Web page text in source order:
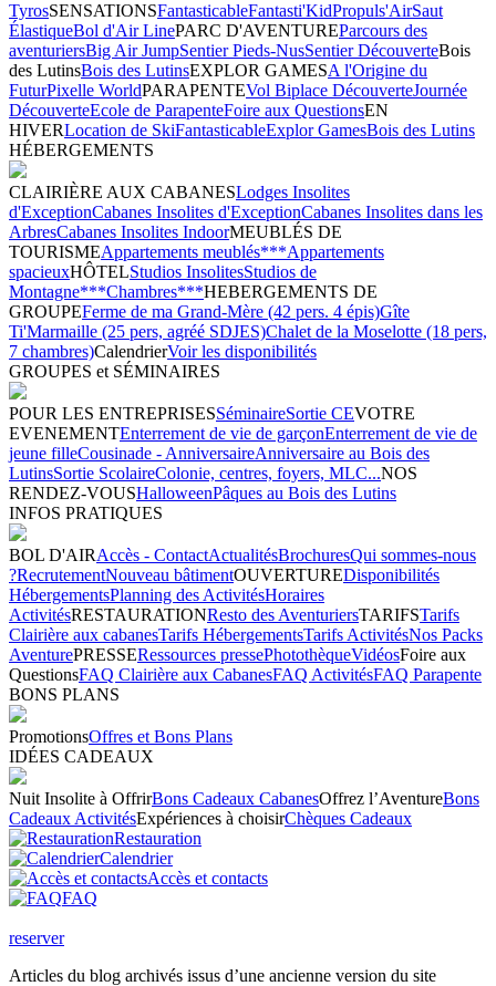
TyrosSENSATIONSFantasticableFantasti'KidPropuls'AirSaut
ÉlastiqueBol d'Air LinePARC D'AVENTUREParcours des
aventuriersBig Air JumpSentier Pieds-NusSentier DécouverteBois
des LutinsBois des LutinsEXPLOR GAMESA l'Origine du
FuturPixelle WorldPARAPENTEVol Biplace DécouverteJournée
DécouverteEcole de ParapenteFoire aux QuestionsEN
HIVERLocation de SkiFantasticableExplor GamesBois des Lutins
HÉBERGEMENTS
CLAIRIÈRE AUX CABANESLodges Insolites
d'ExceptionCabanes Insolites d'ExceptionCabanes Insolites dans les
ArbresCabanes Insolites IndoorMEUBLÉS DE
TOURISMEAppartements meublés***Appartements
spacieuxHÔTELStudios InsolitesStudios de
Montagne***Chambres***HEBERGEMENTS DE
GROUPEFerme de ma Grand-Mère (42 pers. 4 épis)Gîte
Ti'Marmaille (25 pers, agréé SDJES)Chalet de la Moselotte (18 pers,
7 chambres)CalendrierVoir les disponibilités
GROUPES et SÉMINAIRES
POUR LES ENTREPRISESSéminaireSortie CEVOTRE
EVENEMENTEnterrement de vie de garçonEnterrement de vie de
jeune filleCousinade - AnniversaireAnniversaire au Bois des
LutinsSortie ScolaireColonie, centres, foyers, MLC...NOS
RENDEZ-VOUSHalloweenPâques au Bois des Lutins
INFOS PRATIQUES
BOL D'AIRAccès - ContactActualitésBrochuresQui sommes-nous
?RecrutementNouveau bâtimentOUVERTUREDisponibilités
HébergementsPlanning des ActivitésHoraires
ActivitésRESTAURATIONResto des AventuriersTARIFSTarifs
Clairière aux cabanesTarifs HébergementsTarifs ActivitésNos Packs
AventurePRESSERessources pressePhotothèqueVidéosFoire aux
QuestionsFAQ Clairière aux CabanesFAQ ActivitésFAQ Parapente
BONS PLANS
PromotionsOffres et Bons Plans
IDÉES CADEAUX
Nuit Insolite à OffrirBons Cadeaux CabanesOffrez l’AventureBons
Cadeaux ActivitésExpériences à choisirChèques Cadeaux
Restauration
Calendrier
Accès et contacts
FAQ
reserver
Articles du blog archivés issus d’une ancienne version du site